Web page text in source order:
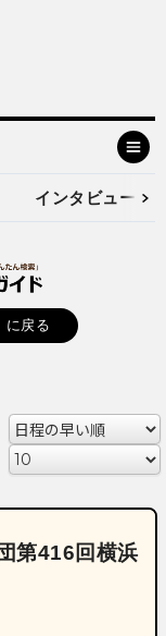
インタビュー
に戻る
第416回横浜